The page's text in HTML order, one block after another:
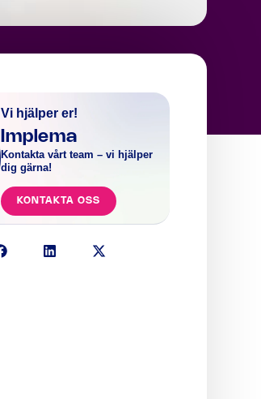
Vi hjälper er!
Implema
Kontakta vårt team – vi hjälper
dig gärna!
KONTAKTA OSS